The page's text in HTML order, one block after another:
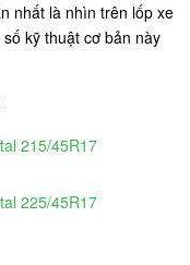
nhất là nhìn trên lốp xe
kỹ thuật cơ bản này
215/45R17
225/45R17